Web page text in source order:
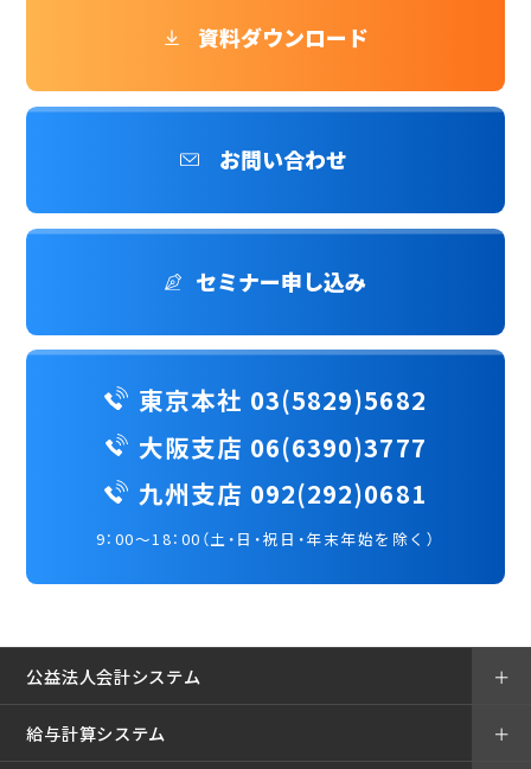
資料ダウンロード
お問い合わせ
セミナー申し込み
東京本社 03(5829)5682
大阪支店 06(6390)3777
九州支店 092(292)0681
9：00～18：00（土・日・祝日・年末年始を除く）
公益法人会計システム ＋
給与計算システム ＋